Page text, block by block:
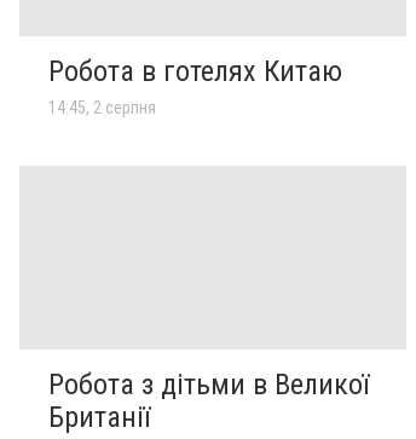
Робота в готелях Китаю
14:45, 2 серпня
Робота з дітьми в Великої
Британії